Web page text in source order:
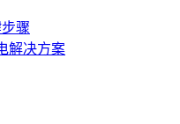
骤
解决方案